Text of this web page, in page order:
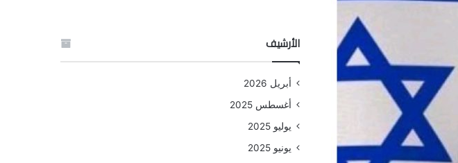
الأرشيف
أبريل 2026
أغسطس 2025
يوليو 2025
يونيو 2025